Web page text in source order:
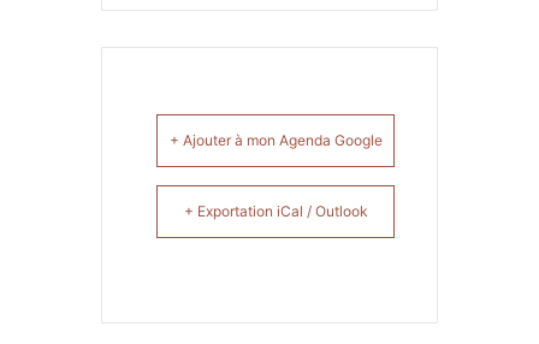
+ Ajouter à mon Agenda Google
+ Exportation iCal / Outlook